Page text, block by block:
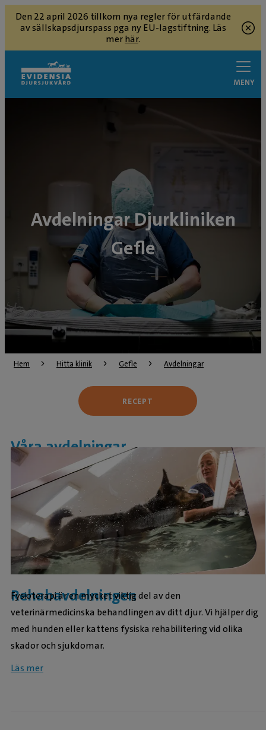
Den 22 april 2026 tillkom nya regler för utfärdande
av sällskapsdjurspass pga ny EU-lagstiftning. Läs
merhär.
MENY
Avdelningar Djurkliniken
Gefle
Hem Hitta klinik Gefle Avdelningar
Våra avdelningar
Rehabavdelningen
Fysioterapi är en mycket viktig del av den
veterinärmedicinska behandlingen av ditt djur. Vi hjälper dig
med hunden eller kattens fysiska rehabilitering vid olika
skador och sjukdomar.
Läs mer
RECEPT